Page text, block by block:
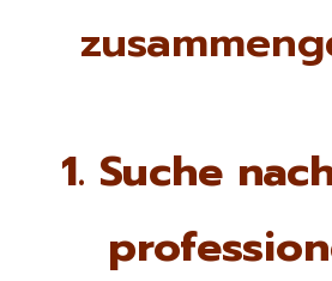
1. Suche